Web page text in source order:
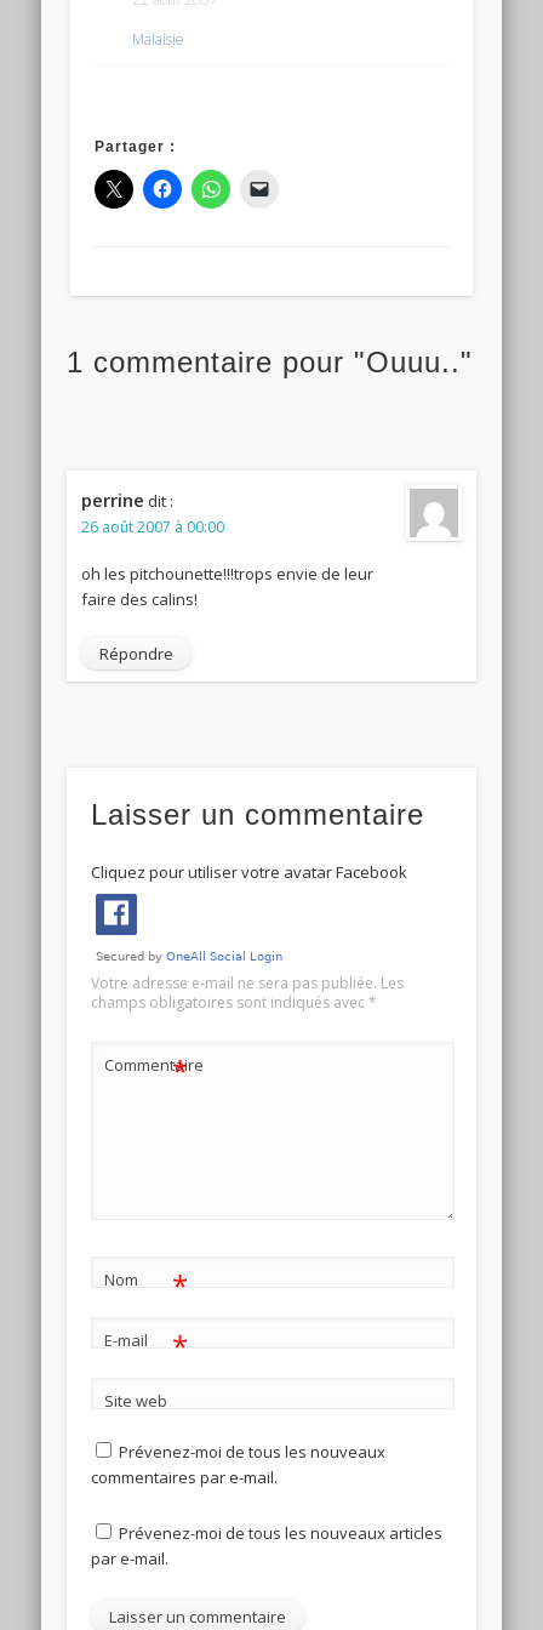
Malaisie
Partager :
1 commentaire pour "Ouuu.."
perrine dit :
26 août 2007 à 00:00
oh les pitchounette!!!trops envie de leur
faire des calins!
Répondre
Laisser un commentaire
Cliquez pour utiliser votre avatar Facebook
Votre adresse e-mail ne sera pas publiée. Les
champs obligatoires sont indiqués avec*
Commentaire
*
Nom *
E-mail *
Site web
Prévenez-moi de tous les nouveaux
commentaires par e-mail.
Prévenez-moi de tous les nouveaux articles
par e-mail.